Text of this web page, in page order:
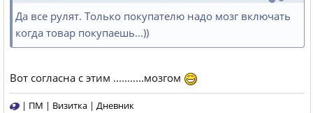
Да все рулят. Только покупателю надо мозг включать
когда товар покупаешь...))
Вот согласна с этим ...........мозгом
| ПМ | Визитка | Дневник